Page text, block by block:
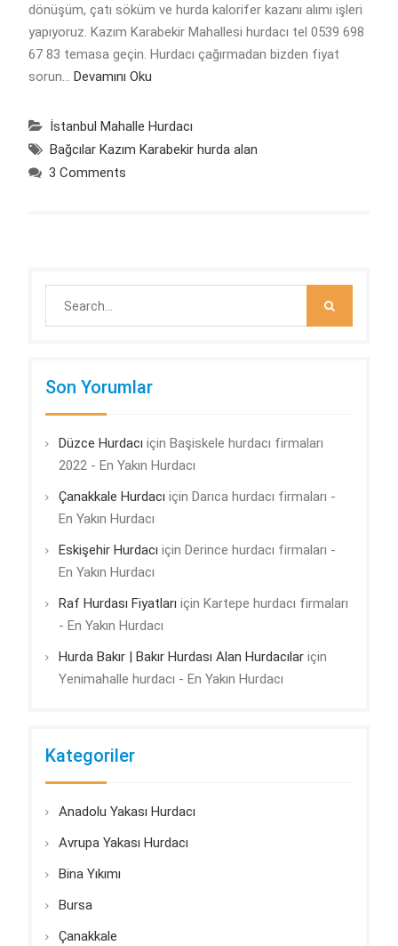
dönüşüm, çatı söküm ve hurda kalorifer kazanı alımı işleri
yapıyoruz. Kazım Karabekir Mahallesi hurdacı tel 0539 698
67 83 temasa geçin. Hurdacı çağırmadan bizden fiyat
sorun… Devamını Oku
İstanbul Mahalle Hurdacı
Bağcılar Kazım Karabekir hurda alan
3 Comments
Son Yorumlar
Düzce Hurdacı için Başiskele hurdacı firmaları
2022 - En Yakın Hurdacı
Çanakkale Hurdacı için Darıca hurdacı firmaları -
En Yakın Hurdacı
Eskişehir Hurdacı için Derince hurdacı firmaları -
En Yakın Hurdacı
Raf Hurdası Fiyatları için Kartepe hurdacı firmaları
- En Yakın Hurdacı
Hurda Bakır | Bakır Hurdası Alan Hurdacılariçin
Yenimahalle hurdacı - En Yakın Hurdacı
Kategoriler
Anadolu Yakası Hurdacı
Avrupa Yakası Hurdacı
Bina Yıkımı
Bursa
Çanakkale